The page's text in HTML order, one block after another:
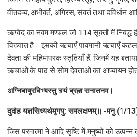
वीतहव्य, अभीवर्त, अंगिरस, संवर्त तथा हविर्धान
ऋग्वेद का नवम मण्डल जो 114 सूक्तों में निबद्ध
विख्यात है। इसकी ऋचाएँ पावमानी ऋचाएँ
देवता की महिमापरक स्तुतियाँ हैं, जिनमें यह
ऋचाओं के पाठ से सोम देवताओं का आप्यायन
अग्निवायुरविभ्यस्तु त्र्यं ब्रह्म सनातनम।
दुदोह यज्ञसिध्यर्थमृगयु: समलक्षणम्॥ -मनु (1/
जिस परमात्मा ने आदि सृष्टि में मनुष्यों को